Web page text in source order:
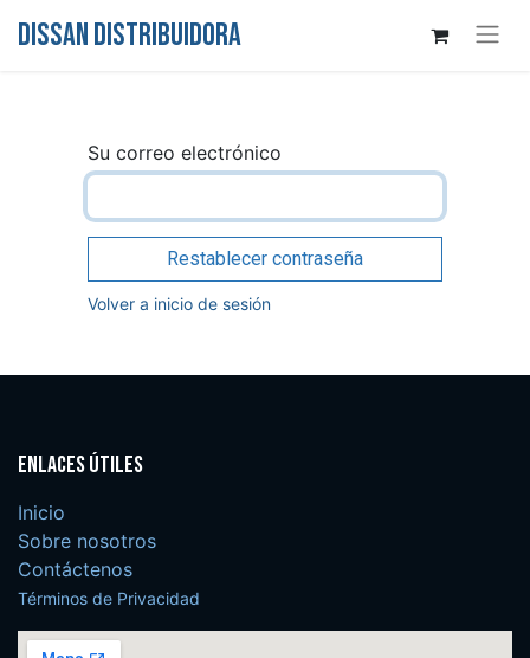
DISSAN DISTRIBUIDORA
Su correo electrónico
Restablecer contraseña
Volver a inicio de sesión
Enlaces útiles
Inicio
Sobre nosotros
Contáctenos
Términos de Privacidad